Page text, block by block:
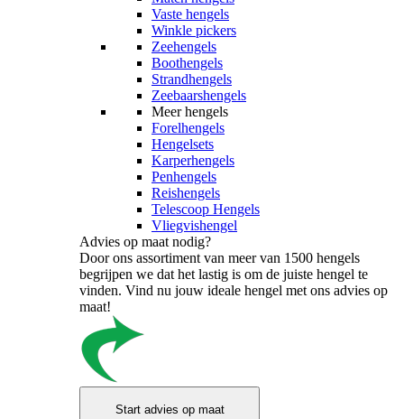
Vaste hengels
Winkle pickers
Zeehengels
Boothengels
Strandhengels
Zeebaarshengels
Meer hengels
Forelhengels
Hengelsets
Karperhengels
Penhengels
Reishengels
Telescoop Hengels
Vliegvishengel
Advies op maat nodig?
Door ons assortiment van meer van 1500 hengels
begrijpen we dat het lastig is om de juiste hengel te
vinden. Vind nu jouw ideale hengel met ons advies op
maat!